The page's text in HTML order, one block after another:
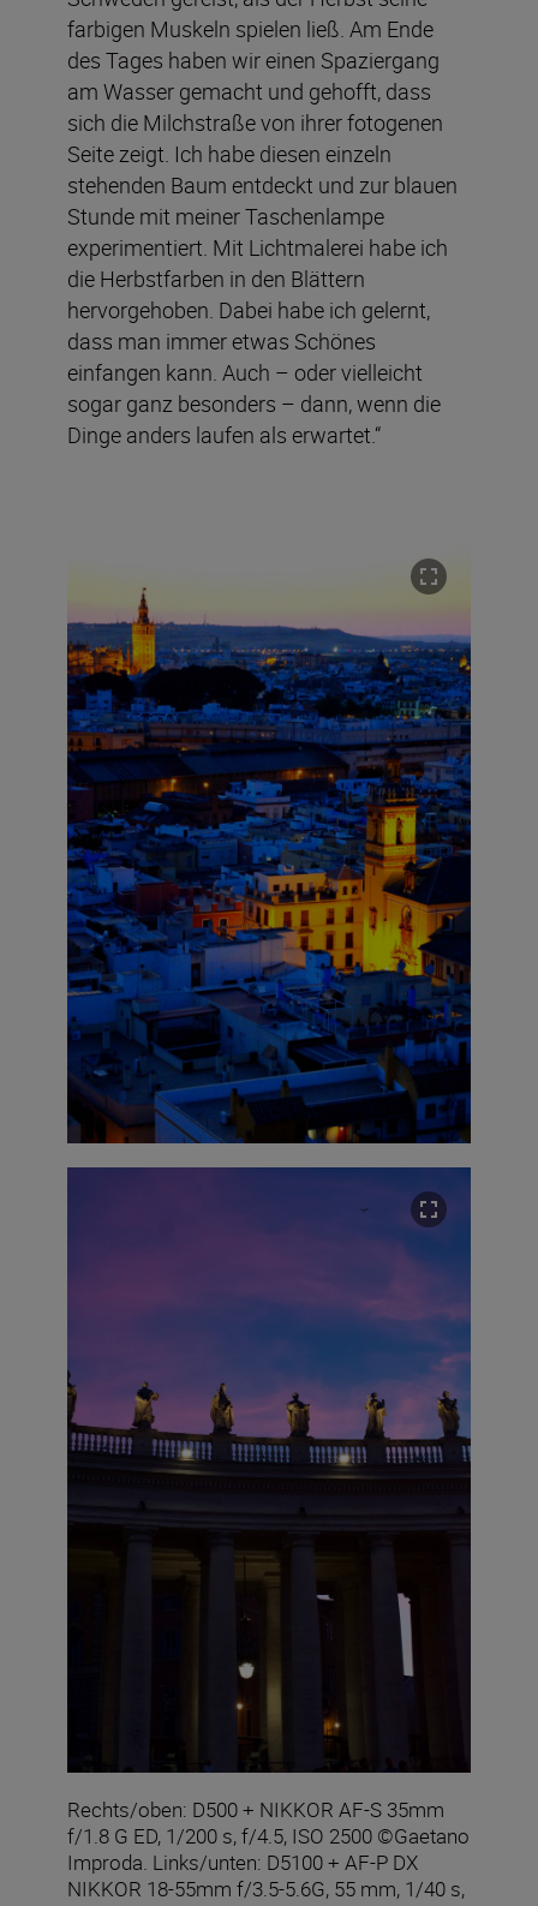
farbigen Muskeln spielen ließ. Am Ende
des Tages haben wir einen Spaziergang
am Wasser gemacht und gehofft, dass
sich die Milchstraße von ihrer fotogenen
Seite zeigt. Ich habe diesen einzeln
stehenden Baum entdeckt und zur blauen
Stunde mit meiner Taschenlampe
experimentiert. Mit Lichtmalerei habe ich
die Herbstfarben in den Blättern
hervorgehoben. Dabei habe ich gelernt,
dass man immer etwas Schönes
einfangen kann. Auch – oder vielleicht
sogar ganz besonders – dann, wenn die
Dinge anders laufen als erwartet.“
Rechts/oben: D500 + NIKKOR AF-S 35mm
f/1.8 G ED, 1/200 s, f/4.5, ISO 2500 ©Gaetano
Improda. Links/unten: D5100 + AF-P DX
NIKKOR 18-55mm f/3.5-5.6G, 55 mm, 1/40 s,